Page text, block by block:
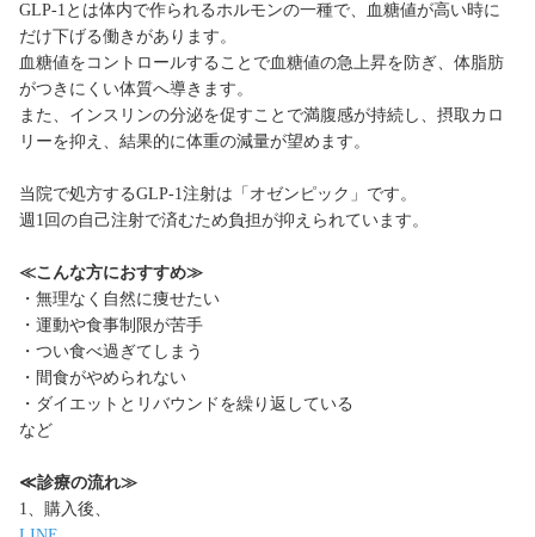
GLP-1とは体内で作られるホルモンの一種で、血糖値が高い時に
だけ下げる働きがあります。
血糖値をコントロールすることで血糖値の急上昇を防ぎ、体脂肪
がつきにくい体質へ導きます。
また、インスリンの分泌を促すことで満腹感が持続し、摂取カロ
リーを抑え、結果的に体重の減量が望めます。
当院で処方するGLP-1注射は「オゼンピック」です。
週1回の自己注射で済むため負担が抑えられています。
≪こんな方におすすめ≫
・無理なく自然に痩せたい
・運動や食事制限が苦手
・つい食べ過ぎてしまう
・間食がやめられない
・ダイエットとリバウンドを繰り返している
など
≪診療の流れ≫
1、購入後、